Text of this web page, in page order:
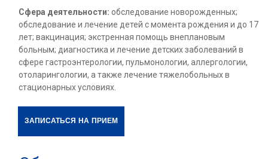
Сфера деятельности: обследование новорожденных;
обследование и лечение детей с момента рождения и до 17
лет; вакцинация; экстренная помощь внеплановым
больным; диагностика и лечение детских заболеваний в
сфере гастроэнтерологии, пульмонологии, аллергологии,
отоларингологии, а также лечение тяжелобольных в
стационарных условиях.
ЗАПИСАТЬСЯ НА ПРИЕМ